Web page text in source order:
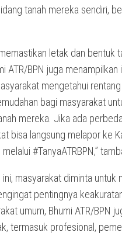
tanah mereka sendiri,
letak dan bentuk
ATR/BPN juga
mengetahui
bagi masyarakat
mereka. Jika ada
bisa langsung melapor ke
#TanyaATRBPN,”
masyarakat diminta untuk
pentingnya
umum, Bhumi ATR/BPN
termasuk profesional,